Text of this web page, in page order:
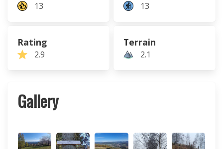
13 13
Rating
2.9
Terrain
2.1
Gallery